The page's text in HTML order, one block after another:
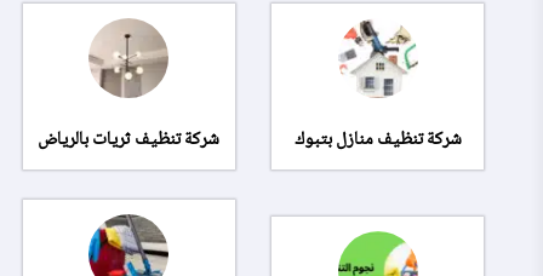
شركة تنظيف منازل بتبوك شركة تنظيف ثريات بالرياض